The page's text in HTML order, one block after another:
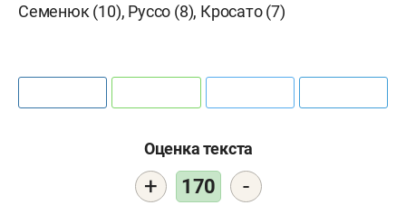
Семенюк (10), Руссо (8), Кросато (7)
Оценка текста
+ 170 -